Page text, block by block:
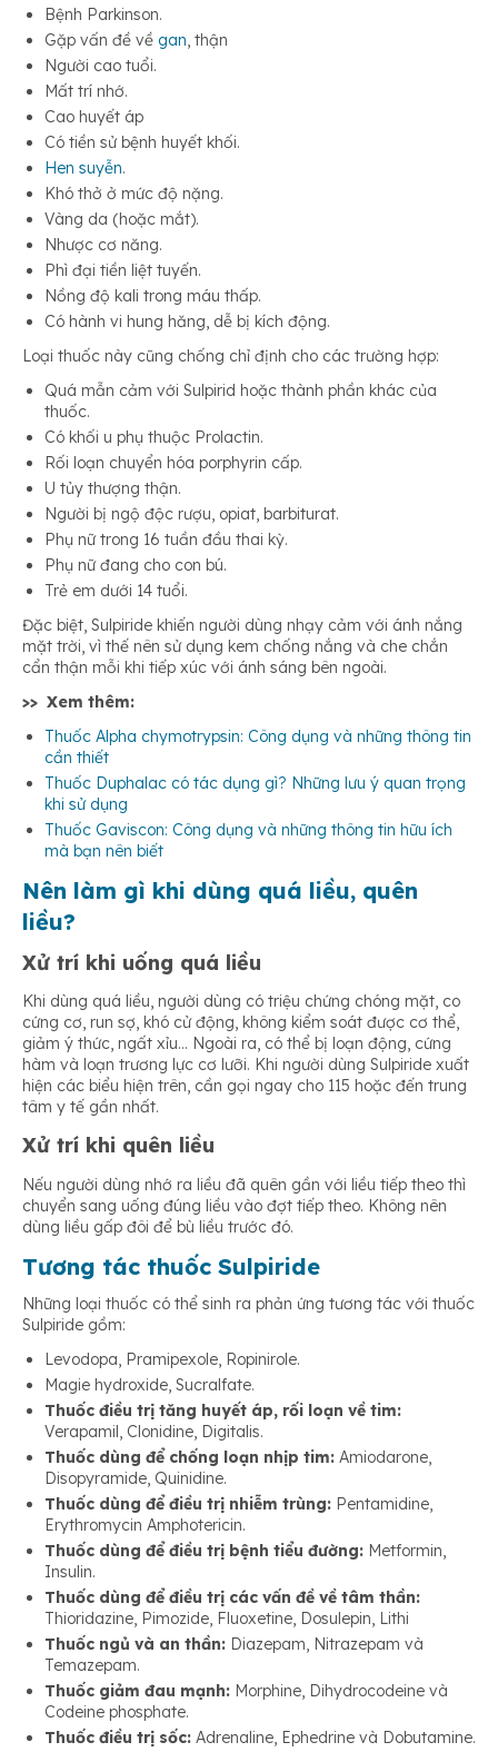
Bệnh Parkinson.
Gặp vấn đề về gan, thận
Người cao tuổi.
Mất trí nhớ.
Cao huyết áp
Có tiền sử bệnh huyết khối.
Hen suyễn.
Khó thở ở mức độ nặng.
Vàng da (hoặc mắt).
Nhược cơ năng.
Phì đại tiền liệt tuyến.
Nồng độ kali trong máu thấp.
Có hành vi hung hăng, dễ bị kích động.
Loại thuốc này cũng chống chỉ định cho các trường hợp:
Quá mẫn cảm với Sulpirid hoặc thành phần khác của
thuốc.
Có khối u phụ thuộc Prolactin.
Rối loạn chuyển hóa porphyrin cấp.
U tủy thượng thận.
Người bị ngộ độc rượu, opiat, barbiturat.
Phụ nữ trong 16 tuần đầu thai kỳ.
Phụ nữ đang cho con bú.
Trẻ em dưới 14 tuổi.
Đặc biệt, Sulpiride khiến người dùng nhạy cảm với ánh nắng
mặt trời, vì thế nên sử dụng kem chống nắng và che chắn
cẩn thận mỗi khi tiếp xúc với ánh sáng bên ngoài.
>> Xem thêm:
Thuốc Alpha chymotrypsin: Công dụng và những thông tin
cần thiết
Thuốc Duphalac có tác dụng gì? Những lưu ý quan trọng
khi sử dụng
Thuốc Gaviscon: Công dụng và những thông tin hữu ích
mà bạn nên biết
Nên làm gì khi dùng quá liều, quên
liều?
Xử trí khi uống quá liều
Khi dùng quá liều, người dùng có triệu chứng chóng mặt, co
cứng cơ, run sợ, khó cử động, không kiểm soát được cơ thể,
giảm ý thức, ngất xỉu… Ngoài ra, có thể bị loạn động, cứng
hàm và loạn trương lực cơ lưỡi. Khi người dùng Sulpiride xuất
hiện các biểu hiện trên, cần gọi ngay cho 115 hoặc đến trung
tâm y tế gần nhất.
Xử trí khi quên liều
Nếu người dùng nhớ ra liều đã quên gần với liều tiếp theo thì
chuyển sang uống đúng liều vào đợt tiếp theo. Không nên
dùng liều gấp đôi để bù liều trước đó.
Tương tác thuốc Sulpiride
Những loại thuốc có thể sinh ra phản ứng tương tác với thuốc
Sulpiride gồm:
Levodopa, Pramipexole, Ropinirole.
Magie hydroxide, Sucralfate.
Thuốc điều trị tăng huyết áp, rối loạn về tim:
Verapamil, Clonidine, Digitalis.
Thuốc dùng để chống loạn nhịp tim: Amiodarone,
Disopyramide, Quinidine.
Thuốc dùng để điều trị nhiễm trùng: Pentamidine,
Erythromycin Amphotericin.
Thuốc dùng để điều trị bệnh tiểu đường: Metformin,
Insulin.
Thuốc dùng để điều trị các vấn đề về tâm thần:
Thioridazine, Pimozide, Fluoxetine, Dosulepin, Lithi
Thuốc ngủ và an thần: Diazepam, Nitrazepam và
Temazepam.
Thuốc giảm đau mạnh: Morphine, Dihydrocodeine và
Codeine phosphate.
Thuốc điều trị sốc: Adrenaline, Ephedrine và Dobutamine.